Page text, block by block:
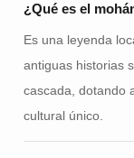
¿Qué es el
Es una leyenda
antiguas historias
cascada, dotando
cultural único.